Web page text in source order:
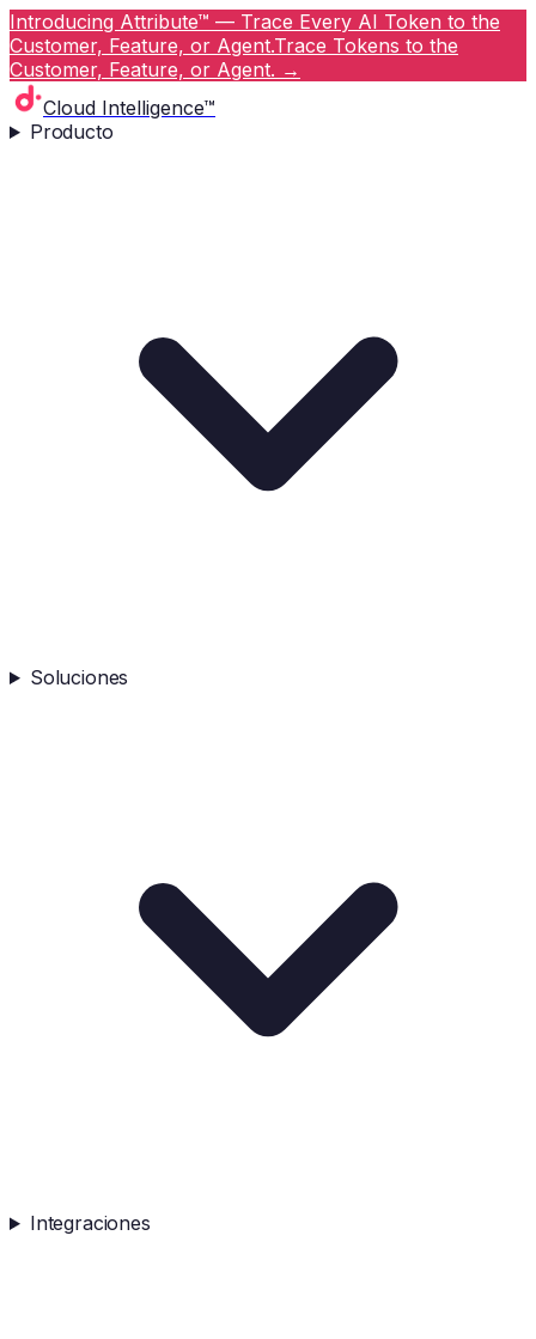
Introducing Attribute™ — Trace Every AI Token to the
Customer, Feature, or Agent.Trace Tokens to the
Customer, Feature, or Agent. →
Cloud Intelligence™
Producto
Soluciones
Integraciones